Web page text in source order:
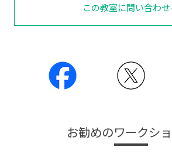
この教室に問い合わせ
お勧めのワークシ